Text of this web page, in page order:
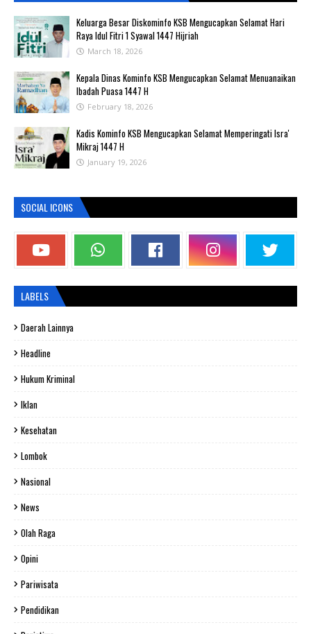
Keluarga Besar Diskominfo KSB Mengucapkan Selamat Hari
Raya Idul Fitri 1 Syawal 1447 Hijriah
March 18, 2026
Kepala Dinas Kominfo KSB Mengucapkan Selamat Menuanaikan
Ibadah Puasa 1447 H
February 18, 2026
Kadis Kominfo KSB Mengucapkan Selamat Memperingati Isra'
Mikraj 1447 H
January 19, 2026
SOCIAL ICONS
LABELS
Daerah Lainnya
Headline
Hukum Kriminal
Iklan
Kesehatan
Lombok
Nasional
News
Olah Raga
Opini
Pariwisata
Pendidikan